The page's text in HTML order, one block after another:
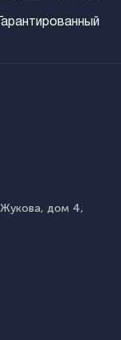
Гарантированный
дом 4,